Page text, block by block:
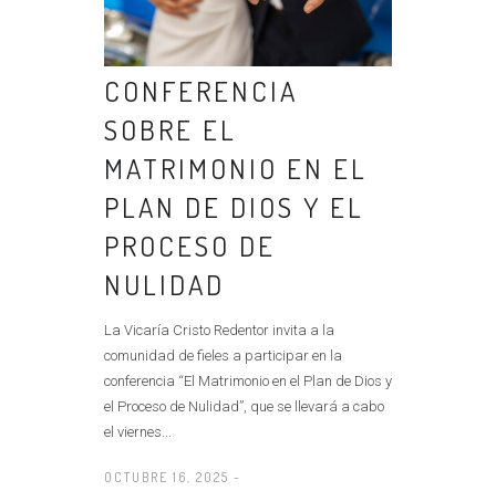
CONFERENCIA
SOBRE EL
MATRIMONIO EN EL
PLAN DE DIOS Y EL
PROCESO DE
NULIDAD
La Vicaría Cristo Redentor invita a la
comunidad de fieles a participar en la
conferencia “El Matrimonio en el Plan de Dios y
el Proceso de Nulidad”, que se llevará a cabo
el viernes...
OCTUBRE 16, 2025 -